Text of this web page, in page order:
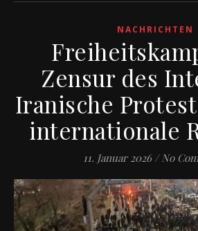
NACHRICHTEN
Zensur des
Iranische
internationale
11. Januar 2026 / No